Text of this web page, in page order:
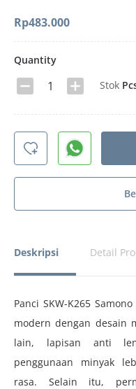
Rp483.000
Quantity
Stok
Deskripsi Detail
Panci SKW-K265
modern dengan desain
lain, lapisan anti
penggunaan minyak
rasa. Selain itu,